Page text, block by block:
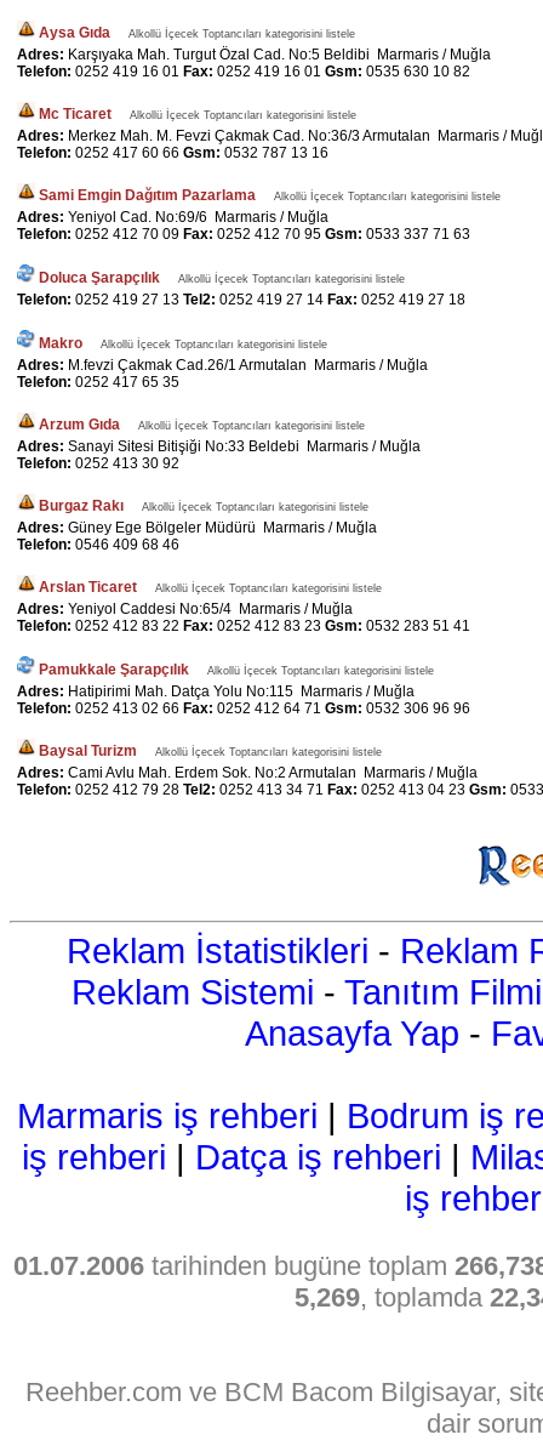
Aysa Gıda Alkollü İçecek Toptancıları kategorisini listele
Adres: Karşıyaka Mah. Turgut Özal Cad. No:5 Beldibi Marmaris / Muğla
Telefon: 0252 419 16 01 Fax: 0252 419 16 01 Gsm: 0535 630 10 82
Mc Ticaret Alkollü İçecek Toptancıları kategorisini listele
Adres: Merkez Mah. M. Fevzi Çakmak Cad. No:36/3 Armutalan Marmaris /
Telefon: 0252 417 60 66 Gsm: 0532 787 13 16
Sami Emgin Dağıtım Pazarlama Alkollü İçecek Toptancıları kategorisini listele
Adres: Yeniyol Cad. No:69/6 Marmaris / Muğla
Telefon: 0252 412 70 09 Fax: 0252 412 70 95 Gsm: 0533 337 71 63
Doluca Şarapçılık Alkollü İçecek Toptancıları kategorisini listele
Telefon: 0252 419 27 13 Tel2: 0252 419 27 14 Fax: 0252 419 27 18
Makro Alkollü İçecek Toptancıları kategorisini listele
Adres: M.fevzi Çakmak Cad.26/1 Armutalan Marmaris / Muğla
Telefon: 0252 417 65 35
Arzum Gıda Alkollü İçecek Toptancıları kategorisini listele
Adres: Sanayi Sitesi Bitişiği No:33 Beldebi Marmaris / Muğla
Telefon: 0252 413 30 92
Burgaz Rakı Alkollü İçecek Toptancıları kategorisini listele
Adres: Güney Ege Bölgeler Müdürü Marmaris / Muğla
Telefon: 0546 409 68 46
Arslan Ticaret Alkollü İçecek Toptancıları kategorisini listele
Adres: Yeniyol Caddesi No:65/4 Marmaris / Muğla
Telefon: 0252 412 83 22 Fax: 0252 412 83 23 Gsm: 0532 283 51 41
Pamukkale Şarapçılık Alkollü İçecek Toptancıları kategorisini listele
Adres: Hatipirimi Mah. Datça Yolu No:115 Marmaris / Muğla
Telefon: 0252 413 02 66 Fax: 0252 412 64 71 Gsm: 0532 306 96 96
Baysal Turizm Alkollü İçecek Toptancıları kategorisini listele
Adres: Cami Avlu Mah. Erdem Sok. No:2 Armutalan Marmaris / Muğla
Telefon: 0252 412 79 28 Tel2: 0252 413 34 71 Fax: 0252 413 04 23 Gsm:
Reklam İstatistikleri - Reklam
Reklam Sistemi - Tanıtım Filmi
Anasayfa Yap -
Marmaris iş rehberi | Bodrum iş
iş rehberi | Datça iş rehberi |
iş
01.07.2006 tarihinden bugüne toplam
5,269, toplamda
Reehber.com ve BCM Bacom Bilgisayar,
dair